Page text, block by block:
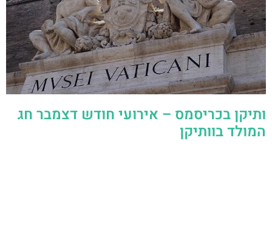
ותיקן בכריסמס – אירועי חודש דצמבר חג
המולד בוותיקן